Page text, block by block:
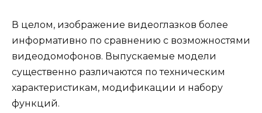
В целом, изображение видеоглазков более
информативно по сравнению с возможностями
видеодомофонов. Выпускаемые модели
существенно различаются по техническим
характеристикам, модификации и набору
функций.